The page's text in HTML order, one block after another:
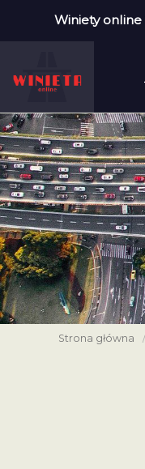
Winiety online
Strona główna /